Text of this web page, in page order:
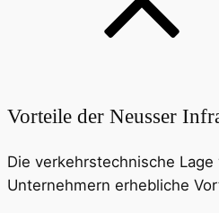
Vorteile der Neusser
Die verkehrstechnische
Unternehmern erhebliche